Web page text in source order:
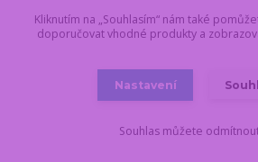
Do
Kliknutím na „Souhlasím“ nám také
doporučovat vhodné produkty a
Nastavení
Souhlas můžete